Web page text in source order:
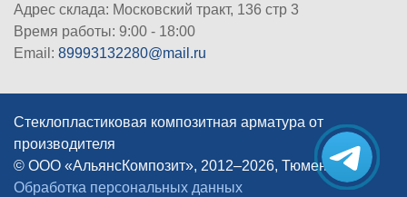
Адрес склада: Московский тракт, 136 стр 3
Время работы: 9:00 - 18:00
Email: 89993132280@mail.ru
Стеклопластиковая композитная арматура от
производителя
© ООО «АльянсКомпозит», 2012–2026, Тюмень
|
Обработка персональных данных